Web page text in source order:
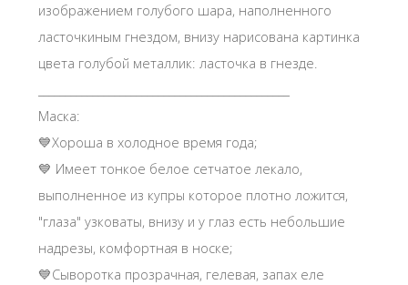
изображением голубого шара, наполненного
ласточкиным гнездом, внизу нарисована картинка
цвета голубой металлик: ласточка в гнезде.
Маска:
💙Хороша в холодное время года;
💙 Имеет тонкое белое сетчатое лекало,
выполненное из купры которое плотно ложится,
"глаза" узковаты, внизу и у глаз есть небольшие
надрезы, комфортная в носке;
💙Сыворотка прозрачная, гелевая, запах еле